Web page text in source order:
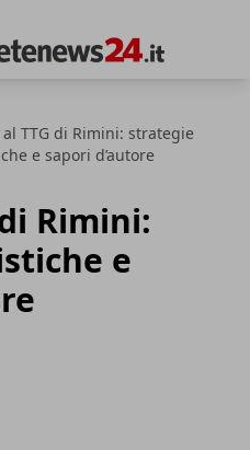
al TTG di Rimini: strategie
e sapori d’autore
Rimini:
e